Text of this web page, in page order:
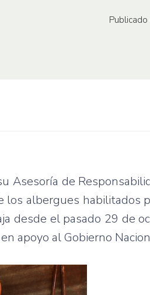
Publicado
Asesoría de
albergues habilitados
desde el pasado 29 de
apoyo al Gobierno